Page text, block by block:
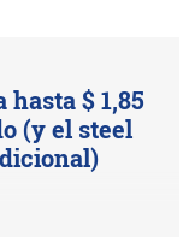
$ 1,85
(y el steel